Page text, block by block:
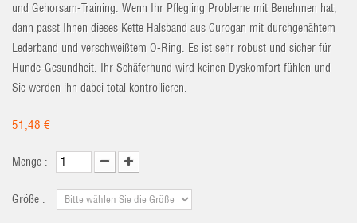
und Gehorsam-Training. Wenn Ihr Pflegling Probleme mit Benehmen hat,
dann passt Ihnen dieses Kette Halsband aus Curogan mit durchgenähtem
Lederband und verschweißtem O-Ring. Es ist sehr robust und sicher für
Hunde-Gesundheit. Ihr Schäferhund wird keinen Dyskomfort fühlen und
Sie werden ihn dabei total kontrollieren.
51,48 €
Menge :
Größe :